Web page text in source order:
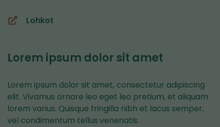
Lohkot
(siirryt
Lorem ipsum dolor sit amet
Lorem ipsum dolor sit amet, consectetur adipiscing
elit. Vivamus ornare leo eget leo pretium, et aliquam
lorem varius. Quisque fringilla nibh et lacus semper,
vel condimentum tellus venenatis.